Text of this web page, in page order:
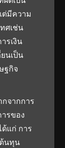
ต่มีความ
ศเช่น
รเงิน
นเป็น
ฐกิจ
กจากการ
รของ
ด้แก่ การ
นทุน